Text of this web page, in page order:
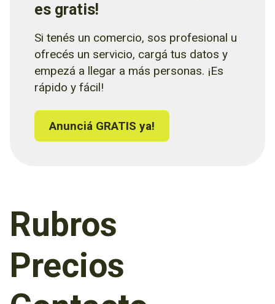
es gratis!
Si tenés un comercio, sos profesional u
ofrecés un servicio, cargá tus datos y
empezá a llegar a más personas. ¡Es
rápido y fácil!
Anunciá GRATIS ya!
Rubros
Precios